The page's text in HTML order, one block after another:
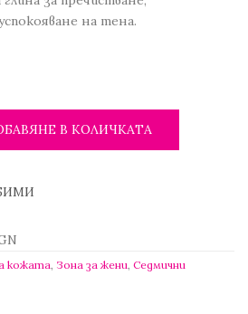
на тена.
В КОЛИЧКАТА
кожата Зона за жени Седмични